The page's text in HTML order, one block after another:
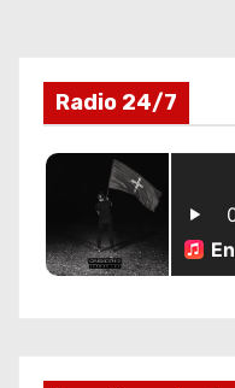
r
a
d
s
Radio 24/7